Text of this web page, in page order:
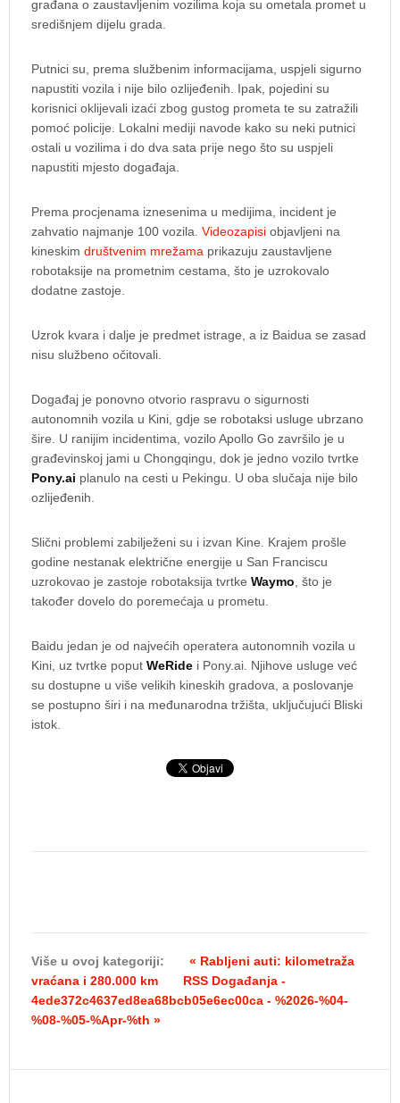
građana o zaustavljenim vozilima koja su ometala promet u
središnjem dijelu grada.
Putnici su, prema službenim informacijama, uspjeli sigurno
napustiti vozila i nije bilo ozlijeđenih. Ipak, pojedini su
korisnici oklijevali izaći zbog gustog prometa te su zatražili
pomoć policije. Lokalni mediji navode kako su neki putnici
ostali u vozilima i do dva sata prije nego što su uspjeli
napustiti mjesto događaja.
Prema procjenama iznesenima u medijima, incident je
zahvatio najmanje 100 vozila. Videozapisi objavljeni na
kineskim društvenim mrežama prikazuju zaustavljene
robotaksije na prometnim cestama, što je uzrokovalo
dodatne zastoje.
Uzrok kvara i dalje je predmet istrage, a iz Baidua se zasad
nisu službeno očitovali.
Događaj je ponovno otvorio raspravu o sigurnosti
autonomnih vozila u Kini, gdje se robotaksi usluge ubrzano
šire. U ranijim incidentima, vozilo Apollo Go završilo je u
građevinskoj jami u Chongqingu, dok je jedno vozilo tvrtke
Pony.ai planulo na cesti u Pekingu. U oba slučaja nije bilo
ozlijeđenih.
Slični problemi zabilježeni su i izvan Kine. Krajem prošle
godine nestanak električne energije u San Franciscu
uzrokovao je zastoje robotaksija tvrtke Waymo , što je
također dovelo do poremećaja u prometu.
Baidu jedan je od najvećih operatera autonomnih vozila u
Kini, uz tvrtke poput WeRide i Pony.ai. Njihove usluge već
su dostupne u više velikih kineskih gradova, a poslovanje
se postupno širi i na međunarodna tržišta, uključujući Bliski
istok.
Više u ovoj kategoriji:
« Rabljeni auti: kilometraža
vraćana i 280.000 km
RSS Događanja -
4ede372c4637ed8ea68bcb05e6ec00ca - %2026-%04-
%08-%05-%Apr-%th »